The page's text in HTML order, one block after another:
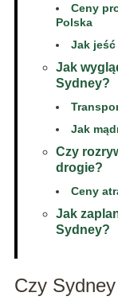
Ceny
Polska
Jak
Jak
Sydney?
Jak
Czy
drogie?
Ceny
Jak
Sydney?
Czy